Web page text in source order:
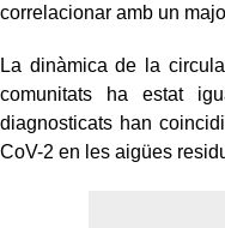
correlacionar amb un
La dinàmica de la
comunitats ha estat
diagnosticats han
CoV-2 en les aigües